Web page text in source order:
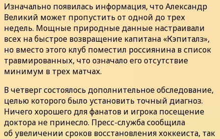
Изначально появилась информация, что Александр
Великий может пропустить от одной до трех
недель. Мощные природные данные настраивали
всех на быстрое возвращение капитана «Кэпиталз»,
но вместо этого клуб поместил россиянина в список
травмированных, что означало его отсутствие
минимум в трех матчах.
В четверг состоялось дополнительное обследование,
целью которого было установить точный диагноз.
Ничего хорошего для фанатов и игрока посещение
доктора не принесло. Пресс-служба сообщила
об увеличении сроков восстановления хоккеиста, так